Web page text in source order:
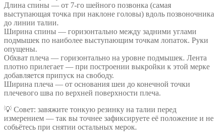
Длина спины — от 7-го шейного позвонка (самая
выступающая точка при наклоне головы) вдоль позвоночника
до линии талии.
Ширина спины — горизонтально между задними углами
подмышек по наиболее выступающим точкам лопаток. Руки
опущены.
Обхват плеча — горизонтально на уровне подмышек. Лента
плотно прилегает — при построении выкройки к этой мерке
добавляется припуск на свободу.
Ширина плеча — от основания шеи до конечной точки
плечевого шва по верхней поверхности плеча.
💡 Совет: завяжите тонкую резинку на талии перед
измерением — так вы точнее зафиксируете её положение и не
собьётесь при снятии остальных мерок.